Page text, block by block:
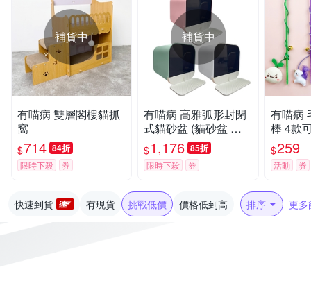
補貨中
有喵病 雙層閣樓貓抓
窩
$714 84折
限時下殺 券
補貨中
有喵病 高雅弧形封閉
式貓砂盆 (貓砂盆 貓
便盆 尿盆)
$1,176 85折
限時下殺 券
有喵病
棒 4款
$259
活動 券
快速到貨 有現貨 挑戰低價 價格低到高 排序 更多